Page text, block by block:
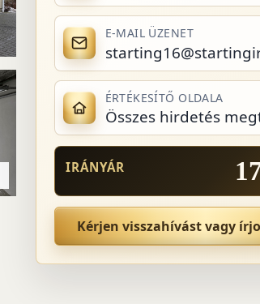
E-MAIL ÜZENET
ÉRTÉKESÍTŐ OLDALA
Összes hirdetés
IRÁNYÁR
Kérjen visszahívást vagy